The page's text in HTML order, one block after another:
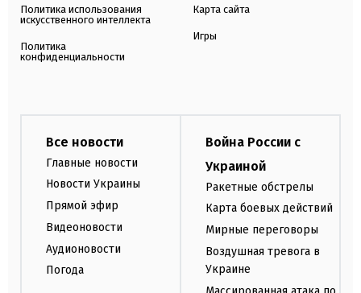
Политика использования
искусственного интеллекта
Политика
конфиденциальности
Карта сайта
Игры
Все новости
Главные новости
Новости Украины
Прямой эфир
Видеоновости
Аудионовости
Погода
Война России с
Украиной
Ракетные обстрелы
Карта боевых действий
Мирные переговоры
Воздушная тревога в
Украине